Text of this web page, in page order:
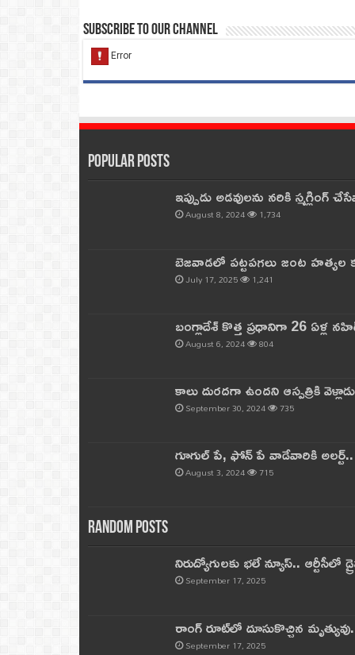
Subscribe to our Channel
Popular Posts
ఇప్పుడు అడవులను నరికి
August 8, 2024 1,734
బెజవాడలో పట్టపగలు జంట
July 17, 2025 1,241
బంగ్లాదేశ్ కొత్త ప్రధానిగా 26 ఏళ్ల
August 6, 2024 804
కాలు దురదగా ఉందని ఆస్పత్రికి
September 30, 2024 735
గూగుల్ పే, ఫోన్ పే వాడేవారికి
August 3, 2024 715
Random Posts
నిరుద్యోగులకు భలే న్యూస్.. ఆర్టీసీలో
September 17, 2025
రాంగ్ రూట్‌లో దూసుకొచ్చిన
September 17, 2025